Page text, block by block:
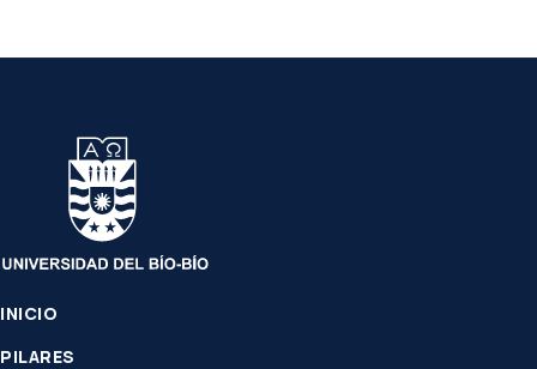
INICIO
PILARES